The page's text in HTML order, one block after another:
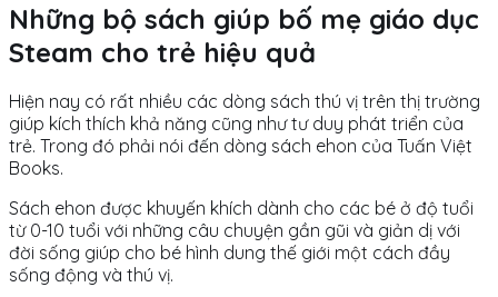
Những bộ sách giúp bố mẹ giáo dục
Steam cho trẻ hiệu quả
Hiện nay có rất nhiều các dòng sách thú vị trên thị trường
giúp kích thích khả năng cũng như tư duy phát triển của
trẻ. Trong đó phải nói đến dòng sách ehon của Tuấn Việt
Books.
Sách ehon được khuyến khích dành cho các bé ở độ tuổi
từ 0-10 tuổi với những câu chuyện gần gũi và giản dị với
đời sống giúp cho bé hình dung thế giới một cách đầy
sống động và thú vị.